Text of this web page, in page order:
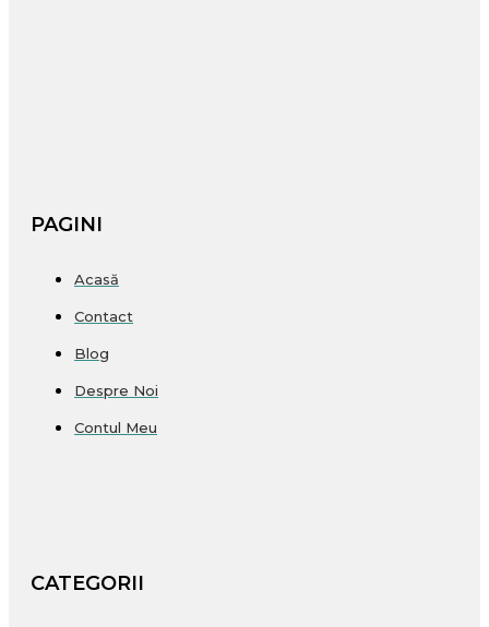
PAGINI
Acasă
Contact
Blog
Despre Noi
Contul Meu
CATEGORII